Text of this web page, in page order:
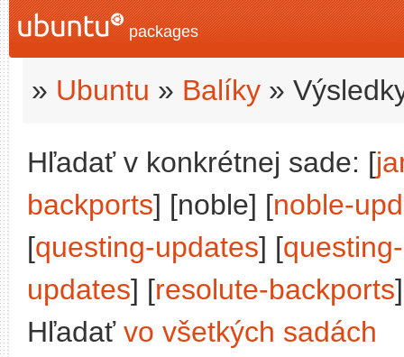
packages
» Ubuntu » Balíky »
Hľadať v konkrétnej sade: [
backports] [noble] [noble-
[questing-updates] [
updates] [resolute-backports
Hľadať vo všetkých sadách